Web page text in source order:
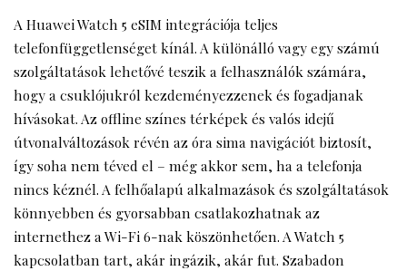
A Huawei Watch 5 eSIM integrációja teljes
telefonfüggetlenséget kínál. A különálló vagy egy számú
szolgáltatások lehetővé teszik a felhasználók számára,
hogy a csuklójukról kezdeményezzenek és fogadjanak
hívásokat. Az offline színes térképek és valós idejű
útvonalváltozások révén az óra sima navigációt biztosít,
így soha nem téved el – még akkor sem, ha a telefonja
nincs kéznél. A felhőalapú alkalmazások és szolgáltatások
könnyebben és gyorsabban csatlakozhatnak az
internethez a Wi-Fi 6-nak köszönhetően. A Watch 5
kapcsolatban tart, akár ingázik, akár fut. Szabadon